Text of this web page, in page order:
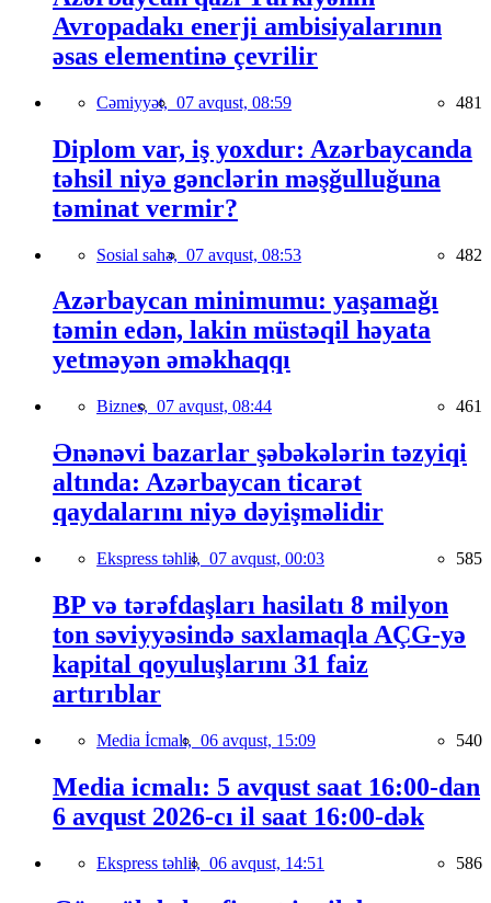
Avropadakı enerji ambisiyalarının
əsas elementinə çevrilir
Cəmiyyət, 07 avqust, 08:59 481
Diplom var, iş yoxdur: Azərbaycanda
təhsil niyə gənclərin məşğulluğuna
təminat vermir?
Sosial sahə, 07 avqust, 08:53 482
Azərbaycan minimumu: yaşamağı
təmin edən, lakin müstəqil həyata
yetməyən əməkhaqqı
Biznes, 07 avqust, 08:44 461
Ənənəvi bazarlar şəbəkələrin təzyiqi
altında: Azərbaycan ticarət
qaydalarını niyə dəyişməlidir
Ekspress təhlil, 07 avqust, 00:03 585
BP və tərəfdaşları hasilatı 8 milyon
ton səviyyəsində saxlamaqla AÇG-yə
kapital qoyuluşlarını 31 faiz
artırıblar
Media İcmalı, 06 avqust, 15:09 540
Media icmalı: 5 avqust saat 16:00-dan
6 avqust 2026-cı il saat 16:00-dək
Ekspress təhlil, 06 avqust, 14:51 586